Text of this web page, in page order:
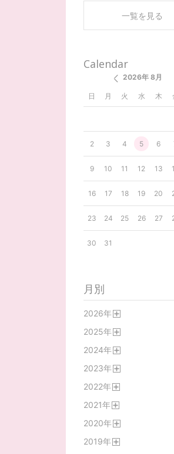
一覧を見る
Calendar
2026年 8月
日 月 火 水 木
2 3 4 5 6
9 10 11 12 13
16 17 18 19 20
23 24 25 26 27
30 31
月別
2026年
2025年
2024年
2023年
2022年
2021年
2020年
2019年